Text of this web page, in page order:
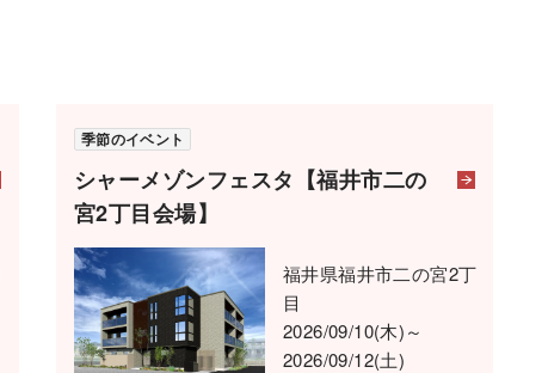
シャーメゾンフェスタ【福井市二の
宮2丁目会場】
季節のイベント
福井県福井市二の宮2丁
目
2026/09/10(木)～
2026/09/12(土)